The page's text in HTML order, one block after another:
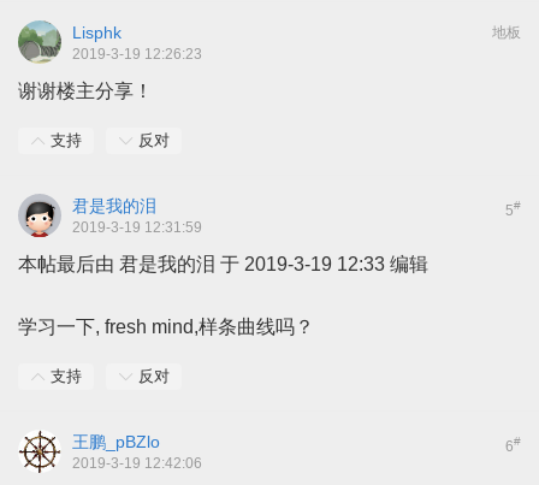
地板
Lisphk
2019-3-19 12:26:23
谢谢楼主分享！
支持 反对
5#
君是我的泪
2019-3-19 12:31:59
本帖最后由 君是我的泪 于 2019-3-19 12:33 编辑
学习一下, fresh mind,样条曲线吗？
支持 反对
6#
王鹏_pBZlo
2019-3-19 12:42:06